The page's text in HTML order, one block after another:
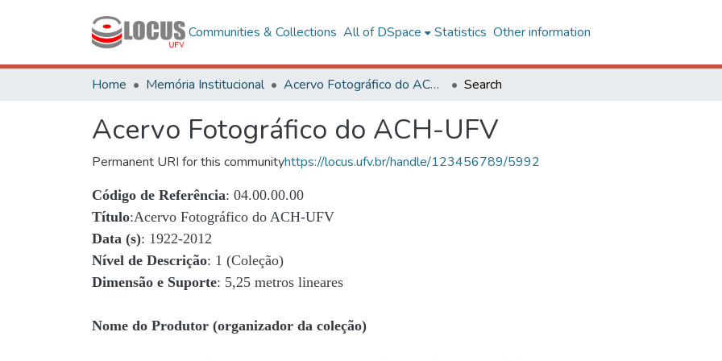
Communities & Collections All of DSpace Statistics Other information
Home Memória Institucional Acervo Fotográfico do ACH-UFV Search
Acervo Fotográfico do ACH-UFV
Permanent URI for this communityhttps://locus.ufv.br/handle/123456789/5992
Código de Referência: 04.00.00.00
Título:Acervo Fotográfico do ACH-UFV
Data (s): 1922-2012
Nível de Descrição: 1 (Coleção)
Dimensão e Suporte: 5,25 metros lineares
Nome do Produtor (organizador da coleção)